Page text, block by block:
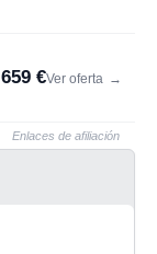
659 €Ver oferta →
Enlaces de afiliación